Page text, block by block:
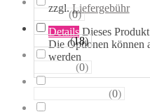
zzgl.Liefergebühr
Details Dieses
Die Optionen können
werden
Sterne (0)
Runde (18)
(0)
(0)